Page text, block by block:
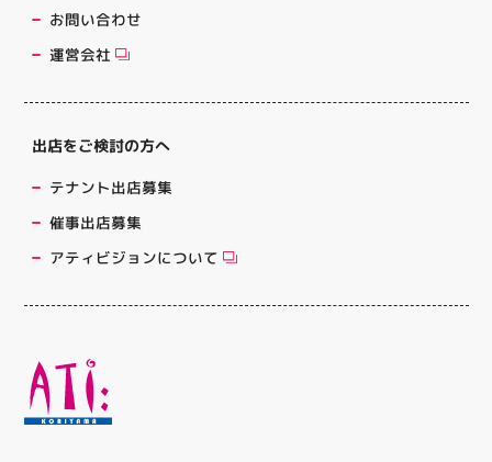
お問い合わせ
運営会社
出店をご検討の方へ
テナント出店募集
催事出店募集
アティビジョンについて